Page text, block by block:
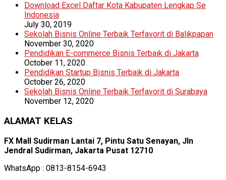
Download Excel Daftar Kota Kabupaten Lengkap Se
Indonesia
July 30, 2019
Sekolah Bisnis Online Terbaik Terfavorit di Balikpapan
November 30, 2020
Pendidikan E-commerce Bisnis Terbaik di Jakarta
October 11, 2020
Pendidikan Startup Bisnis Terbaik di Jakarta
October 26, 2020
Sekolah Bisnis Online Terbaik Terfavorit di Surabaya
November 12, 2020
ALAMAT KELAS
FX Mall Sudirman Lantai 7, Pintu Satu Senayan, Jln
Jendral Sudirman, Jakarta Pusat 12710
WhatsApp : 0813-8154-6943